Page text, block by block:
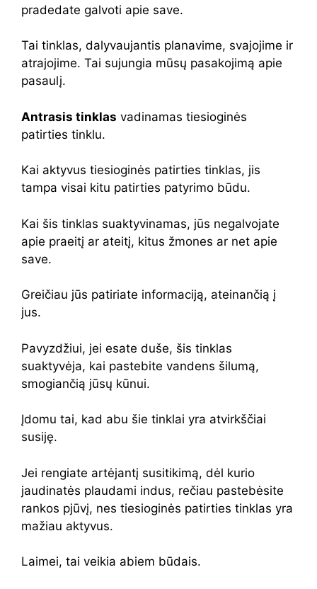
pradedate galvoti apie save.
Tai tinklas, dalyvaujantis planavime, svajojime ir
atrajojime. Tai sujungia mūsų pasakojimą apie
pasaulį.
Antrasis tinklas vadinamas tiesioginės
patirties tinklu.
Kai aktyvus tiesioginės patirties tinklas, jis
tampa visai kitu patirties patyrimo būdu.
Kai šis tinklas suaktyvinamas, jūs negalvojate
apie praeitį ar ateitį, kitus žmones ar net apie
save.
Greičiau jūs patiriate informaciją, ateinančią į
jus.
Pavyzdžiui, jei esate duše, šis tinklas
suaktyvėja, kai pastebite vandens šilumą,
smogiančią jūsų kūnui.
Įdomu tai, kad abu šie tinklai yra atvirkščiai
susiję.
Jei rengiate artėjantį susitikimą, dėl kurio
jaudinatės plaudami indus, rečiau pastebėsite
rankos pjūvį, nes tiesioginės patirties tinklas yra
mažiau aktyvus.
Laimei, tai veikia abiem būdais.